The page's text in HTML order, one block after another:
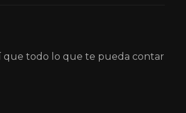
que todo lo que te pueda contar